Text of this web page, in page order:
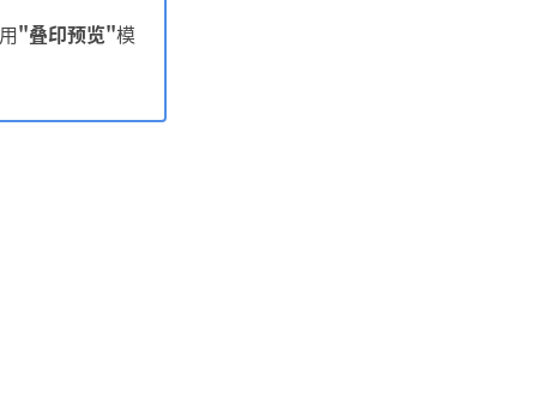
"叠印预览"模